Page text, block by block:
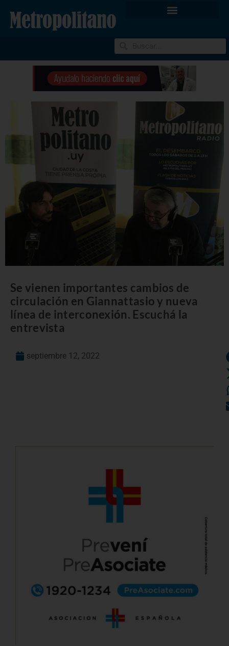
Se vienen importantes cambios de
circulación en Giannattasio y nueva
línea de interconexión. Escuchá la
entrevista
septiembre 12, 2022